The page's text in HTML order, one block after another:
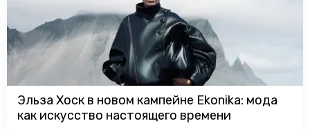
Эльза Хоск в новом кампейне Ekonika: мода
как искусство настоящего времени